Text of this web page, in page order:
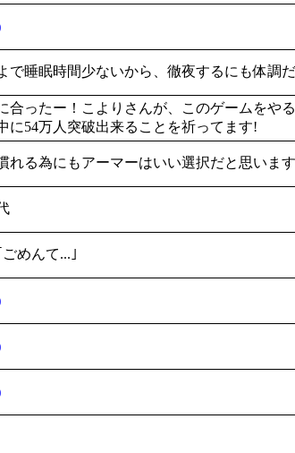
で睡眠時間少ないから、徹夜するにも体
合ったー！こよりさんが、このゲームをや
に54万人突破出来ることを祈ってます!
れる為にもアーマーはいい選択だと思います
めんて...｣